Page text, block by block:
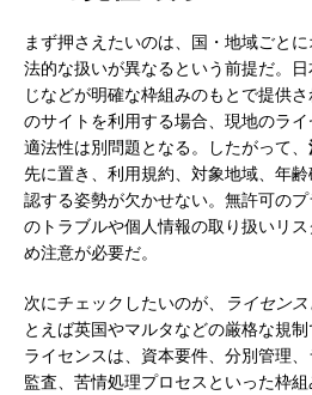
まず押さえたいのは、国・地域ごと
法的な扱いが異なるという前提だ。
じなどが明確な枠組みのもとで提供
のサイトを利用する場合、現地のラ
適法性は別問題となる。したがって、
先に置き、利用規約、対象地域、年
認する姿勢が欠かせない。無許可の
のトラブルや個人情報の取り扱いリ
め注意が必要だ。
次にチェックしたいのが、 ライセン
とえば英国やマルタなどの厳格な規
ライセンスは、資本要件、分別管理
監査、苦情処理プロセスといった枠